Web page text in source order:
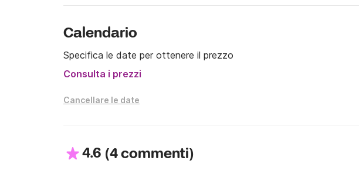
Calendario
Specifica le date per ottenere il prezzo
Consulta i prezzi
Cancellare le date
4.6 (4 commenti)